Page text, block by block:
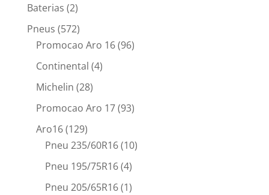
Baterias (2)
Pneus (572)
Promocao Aro 16(96)
Continental (4)
Michelin (28)
Promocao Aro 17(93)
Aro16(129)
Pneu 235/60R16(10)
Pneu 195/75R16(4)
Pneu 205/65R16(1)